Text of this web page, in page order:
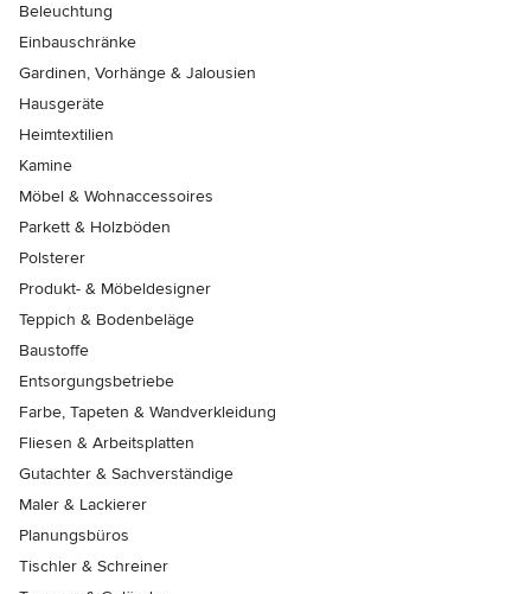
Beleuchtung
Einbauschränke
Gardinen, Vorhänge & Jalousien
Hausgeräte
Heimtextilien
Kamine
Möbel & Wohnaccessoires
Parkett & Holzböden
Polsterer
Produkt- & Möbeldesigner
Teppich & Bodenbeläge
Baustoffe
Entsorgungsbetriebe
Farbe, Tapeten & Wandverkleidung
Fliesen & Arbeitsplatten
Gutachter & Sachverständige
Maler & Lackierer
Planungsbüros
Tischler & Schreiner